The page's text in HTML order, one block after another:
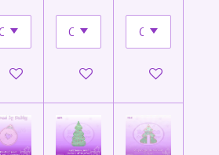
winkelwagenIn winkelwagenIn winkelwagen